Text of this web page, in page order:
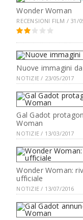
Wonder Woman
RECENSIONI FILM / 31/
Nuove immagini
NOTIZIE / 23/05/2017
Gal Gadot
Woman
NOTIZIE / 13/03/2017
Wonder Woman:
ufficiale
NOTIZIE / 13/07/2016